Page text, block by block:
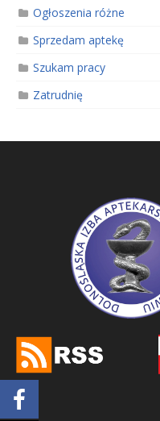
Ogłoszenia różne
Sprzedam aptekę
Szukam pracy
Zatrudnię